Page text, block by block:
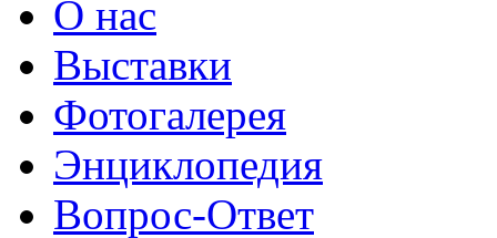
О нас
Выставки
Фотогалерея
Энциклопедия
Вопрос-Ответ